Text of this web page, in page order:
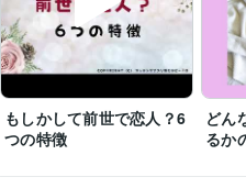
「すぐに鑑定し
その気持ちは、
待機をしていな
ダイレクトメッ
※外出中や予約対
できるだけご希
なお、鑑定中は
もしかして前世で恋人？6
つの特徴
どん
るか